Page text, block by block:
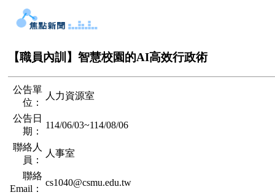
【職員內訓】智慧校園的AI高效行政術
公告單
位：
人力資源室
公告日
期：
114/06/03~114/08/06
聯絡人
員：
人事室
聯絡
Email：
cs1040@csmu.edu.tw